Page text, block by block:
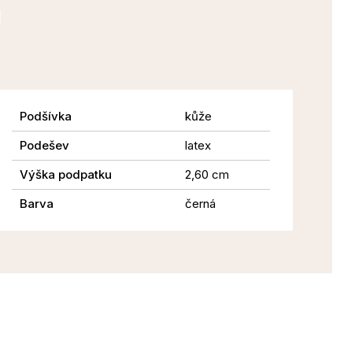
Podšívka
kůže
Podešev
latex
Výška podpatku
2,60 cm
Barva
černá